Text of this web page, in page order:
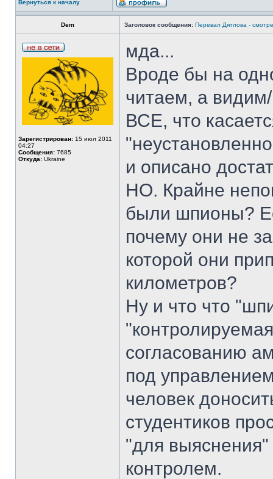
Вернуться к началу
Dem Заголовок сообщения: Перевал Дятлова -
Зарегистрирован: 15 июл 2011
04:27
Сообщения: 7685
Откуда: Ukraine
мда...
Вроде бы на
читаем, а
ВСЕ, что
и описано
НО. Крайне
были шпионы?
почему они не
которой они
километров?
Ну и что что
согласованию
под
человек
студентиков
"для
контролем.